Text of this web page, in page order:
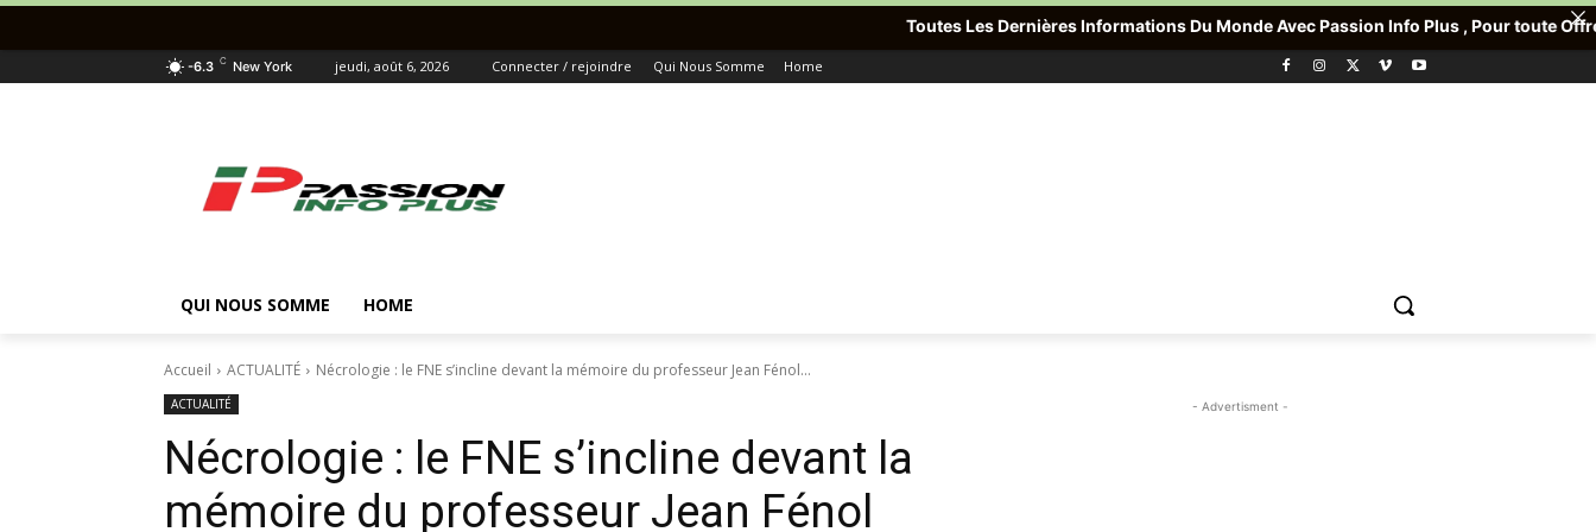
-6.3 C New York jeudi, août 6, 2026 Connecter / rejoindre Qui Nous Somme Home
QUI NOUS SOMME HOME
Accueil ACTUALITÉ Nécrologie : le FNE s’incline devant la mémoire du professeur Jean Fénol...
ACTUALITÉ
Nécrologie : le FNE s’incline devant la
mémoire du professeur Jean Fénol
- Advertisment -
Toutes Les Dernières Informations Du Monde Avec Passion Info Plus , Pour toute Offre promotionnelle